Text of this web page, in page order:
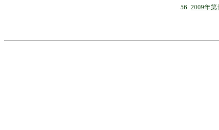
56 2009年第